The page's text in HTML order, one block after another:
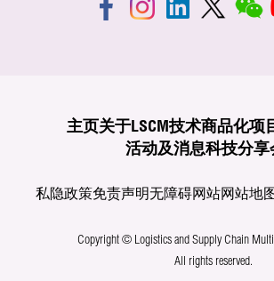
主页关于LSCM技术商品化项
活动及消息科技分享
私隐政策免责声明无障碍网站网站地
Copyright © Logistics and Supply Chain
All rights reserved.